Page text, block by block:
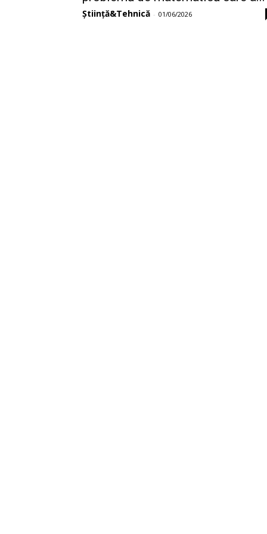
Știință&Tehnică - 01/06/2026